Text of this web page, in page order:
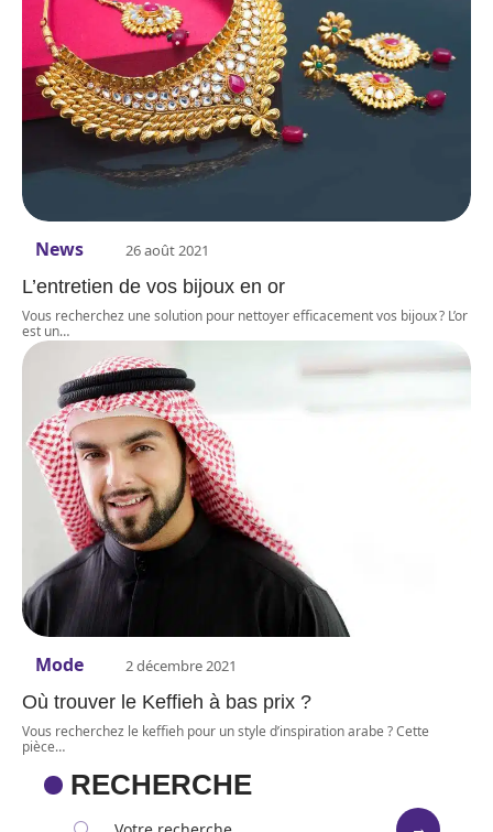
News 26 août 2021
L’entretien de vos bijoux en or
Vous recherchez une solution pour nettoyer efficacement vos bijoux ? L’or
est un…
Mode 2 décembre 2021
Où trouver le Keffieh à bas prix ?
Vous recherchez le keffieh pour un style d’inspiration arabe ? Cette
pièce…
RECHERCHE